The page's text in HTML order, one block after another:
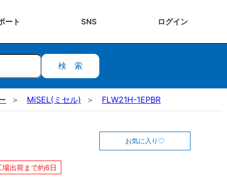
ート SNS ログイン
検索
MiSEL(ミセル) FLW21H-1EPBR
お気に入り
場出荷まで約6日